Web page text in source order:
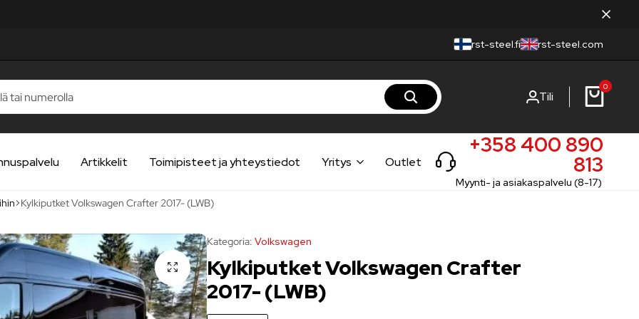
rst-steel.fi rst-steel.com
Tili
0
Artikkelit Toimipisteet ja yhteystiedot Yritys Outlet
+358 400 890
813
Myynti- ja asiakaspalvelu (8-17)
Kylkiputket Volkswagen Crafter 2017- (LWB)
Kategoria: Volkswagen
Kylkiputket Volkswagen Crafter
2017- (LWB)